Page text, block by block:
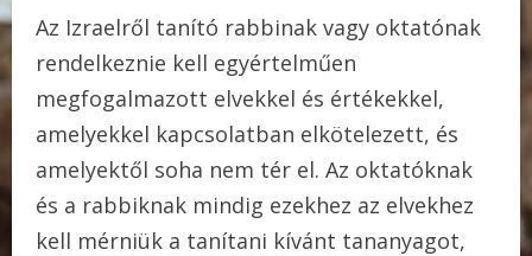
Az Izraelről tanító rabbinak vagy oktatónak
rendelkeznie kell egyértelműen
megfogalmazott elvekkel és értékekkel,
amelyekkel kapcsolatban elkötelezett, és
amelyektől soha nem tér el. Az oktatóknak
és a rabbiknak mindig ezekhez az elvekhez
kell mérniük a tanítani kívánt tananyagot,